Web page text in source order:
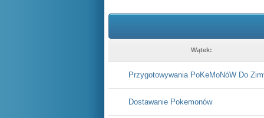
Wątek:
Przygotowywania PoKeMoNóW Do
Dostawanie Pokemonów